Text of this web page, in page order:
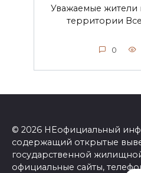
Уважаемые жители
территории
0
© 2026 НЕофициальный
содержащий открытые
государственной
официальные сайты,